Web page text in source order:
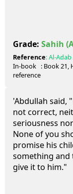
Grade: Sahih
Reference:Al-
In-book
reference
: Book21,
'Abdullah said,
not correct,
seriousness
None of you
promise his
something and
give it to him."